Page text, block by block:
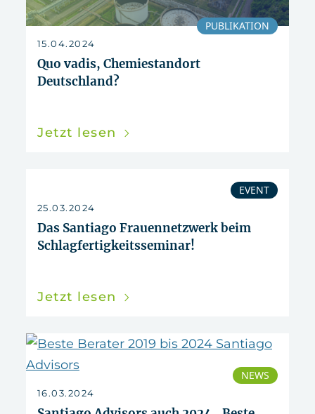
PUBLIKATION
15.04.2024
Quo vadis, Chemiestandort
Deutschland?
Jetzt lesen
EVENT
25.03.2024
Das Santiago Frauennetzwerk beim
Schlagfertigkeitsseminar!
Jetzt lesen
NEWS
16.03.2024